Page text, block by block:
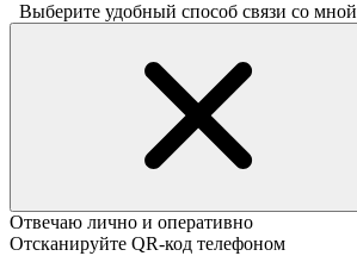
Выберите удобный способ связи со мной
Отвечаю лично и оперативно
Отсканируйте QR-код телефоном